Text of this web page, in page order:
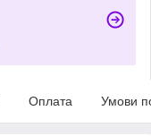
Оплата Умови